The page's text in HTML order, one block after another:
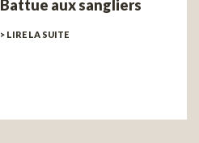
Battue aux sangliers
> LIRE LA SUITE